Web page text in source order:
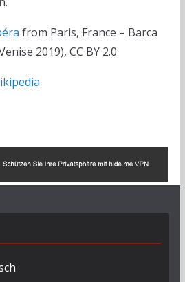
from Paris, France – Barca
2019), CC BY 2.0